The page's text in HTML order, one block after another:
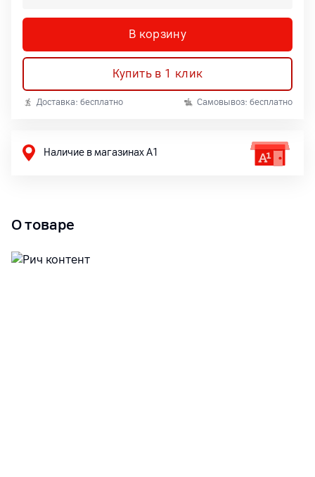
В корзину
Купить в 1 клик
Доставка: бесплатно Самовывоз: бесплатно
Наличие в магазинах А1
О товаре